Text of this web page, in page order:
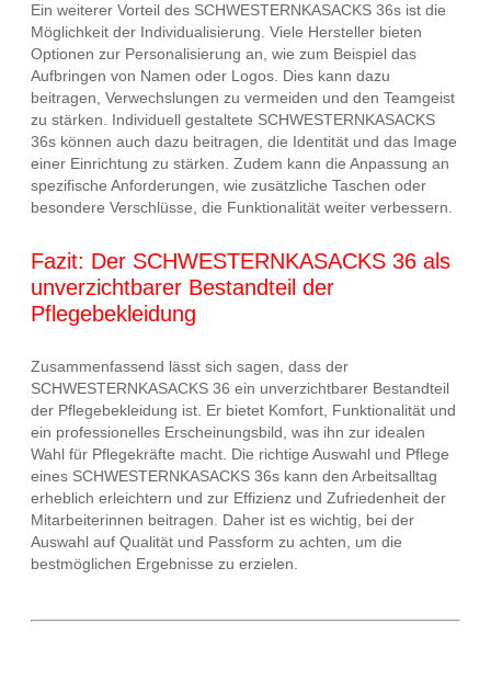
Ein weiterer Vorteil des SCHWESTERNKASACKS 36s ist die
Möglichkeit der Individualisierung. Viele Hersteller bieten
Optionen zur Personalisierung an, wie zum Beispiel das
Aufbringen von Namen oder Logos. Dies kann dazu
beitragen, Verwechslungen zu vermeiden und den Teamgeist
zu stärken. Individuell gestaltete SCHWESTERNKASACKS
36s können auch dazu beitragen, die Identität und das Image
einer Einrichtung zu stärken. Zudem kann die Anpassung an
spezifische Anforderungen, wie zusätzliche Taschen oder
besondere Verschlüsse, die Funktionalität weiter verbessern.
Fazit: Der SCHWESTERNKASACKS 36 als
unverzichtbarer Bestandteil der
Pflegebekleidung
Zusammenfassend lässt sich sagen, dass der
SCHWESTERNKASACKS 36 ein unverzichtbarer Bestandteil
der Pflegebekleidung ist. Er bietet Komfort, Funktionalität und
ein professionelles Erscheinungsbild, was ihn zur idealen
Wahl für Pflegekräfte macht. Die richtige Auswahl und Pflege
eines SCHWESTERNKASACKS 36s kann den Arbeitsalltag
erheblich erleichtern und zur Effizienz und Zufriedenheit der
Mitarbeiterinnen beitragen. Daher ist es wichtig, bei der
Auswahl auf Qualität und Passform zu achten, um die
bestmöglichen Ergebnisse zu erzielen.